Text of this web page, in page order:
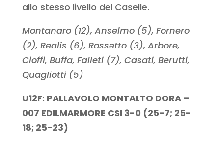
allo stesso livello del Caselle.
Montanaro (12), Anselmo (5), Fornero
(2), Realis (6), Rossetto (3), Arbore,
Cioffi, Buffa, Falleti (7), Casati, Berutti,
Quagliotti (5)
U12F: PALLAVOLO MONTALTO DORA –
007 EDILMARMORE CSI 3-0 (25-7; 25-
18; 25-23)